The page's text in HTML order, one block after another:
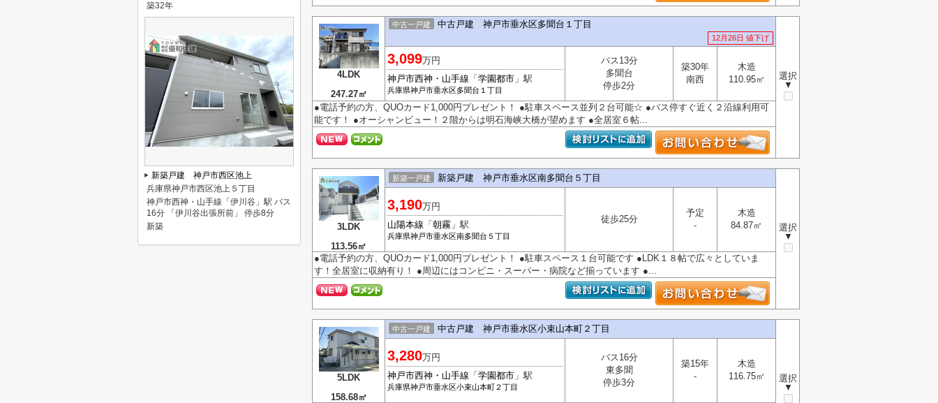
4LDK
247.27㎡
中古一戸建 中古戸建 神戸市垂水区多聞台１丁目
12月26日 値下げ
選択
▼
3,099万円
神戸市西神・山手線 「 学園都市 」駅
兵庫県神戸市垂水区多聞台 １丁目
バス13分
多聞台
停歩2分
築30年
南西
木造
110.95㎡
●電話予約の方、QUOカード1,000円プレゼント！ ●駐車スペース並列２台可能☆ ●バス停すぐ近く２沿線利用可
能です！ ●オーシャンビュー！２階からは明石海峡大橋が望めます ●全居室６帖...
3LDK
113.56㎡
新築一戸建 新築戸建 神戸市垂水区南多聞台５丁目
選択
▼
3,190万円
山陽本線 「 朝霧 」駅
兵庫県神戸市垂水区南多聞台 ５丁目
徒歩25分
予定
-
木造
84.87㎡
●電話予約の方、QUOカード1,000円プレゼント！ ●駐車スペース１台可能です ●LDK１８帖で広々としていま
す！全居室に収納有り！ ●周辺にはコンビニ・スーパー・病院など揃っています ●...
5LDK
158.68㎡
中古一戸建 中古戸建 神戸市垂水区小束山本町２丁目
選択
▼
3,280万円
神戸市西神・山手線 「 学園都市 」駅
兵庫県神戸市垂水区小束山本町 ２丁目
バス16分
東多聞
停歩3分
築15年
-
木造
116.75㎡
築32年
新築戸建 神戸市西区池上
兵庫県神戸市西区池上５丁目
神戸市西神・山手線「伊川谷」駅 バス
16分 「伊川谷出張所前」 停歩8分
新築